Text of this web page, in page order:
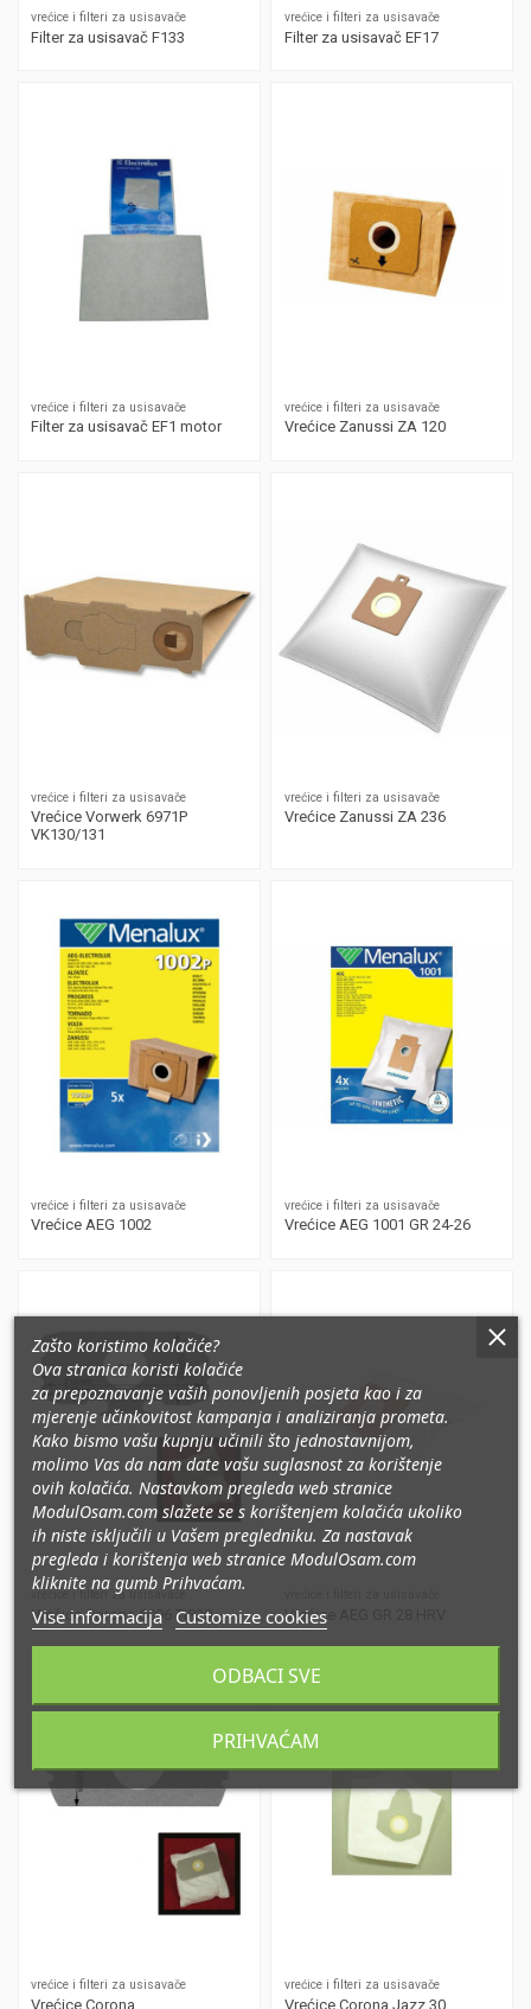
vrećice i filteri za usisavače
Filter za usisavač F133
vrećice i filteri za usisavače
Filter za usisavač EF17
vrećice i filteri za usisavače
Filter za usisavač EF1 motor
vrećice i filteri za usisavače
Vrećice Zanussi ZA 120
vrećice i filteri za usisavače
Vrećice Vorwerk 6971P
VK130/131
vrećice i filteri za usisavače
Vrećice Zanussi ZA 236
vrećice i filteri za usisavače
Vrećice AEG 1002
vrećice i filteri za usisavače
Vrećice AEG 1001 GR 24-26
vrećice i filteri za usisavače
Vrećice Corona 6006 TIP20 Vrećice AEG GR 28 HRV
vrećice i filteri za usisavače
Vrećice Corona
vrećice i filteri za usisavače
Vrećice Corona Jazz 30
Zašto koristimo kolačiće?
Ova stranica koristi kolačiće
za prepoznavanje vaših ponovljenih posjeta kao i za
mjerenje učinkovitost kampanja i analiziranja prometa.
Kako bismo vašu kupnju učinili što jednostavnijom,
molimo Vas da nam date vašu suglasnost za korištenje
ovih kolačića. Nastavkom pregleda web stranice
ModulOsam.com slažete se s korištenjem kolačića ukoliko
ih niste isključili u Vašem pregledniku. Za nastavak
pregleda i korištenja web stranice ModulOsam.com
kliknite na gumb Prihvaćam.
Vise informacija Customize cookies
ODBACI SVE
PRIHVAĆAM